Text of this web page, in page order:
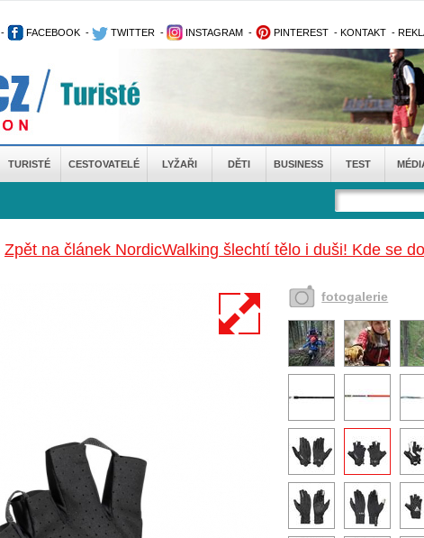
- FACEBOOK - TWITTER - INSTAGRAM - PINTEREST - KONTAKT -
TURISTÉ CESTOVATELÉ LYŽAŘI DĚTI BUSINESS TEST
Zpět na článek NordicWalking šlechtí tělo i duši! Kde se
fotogalerie